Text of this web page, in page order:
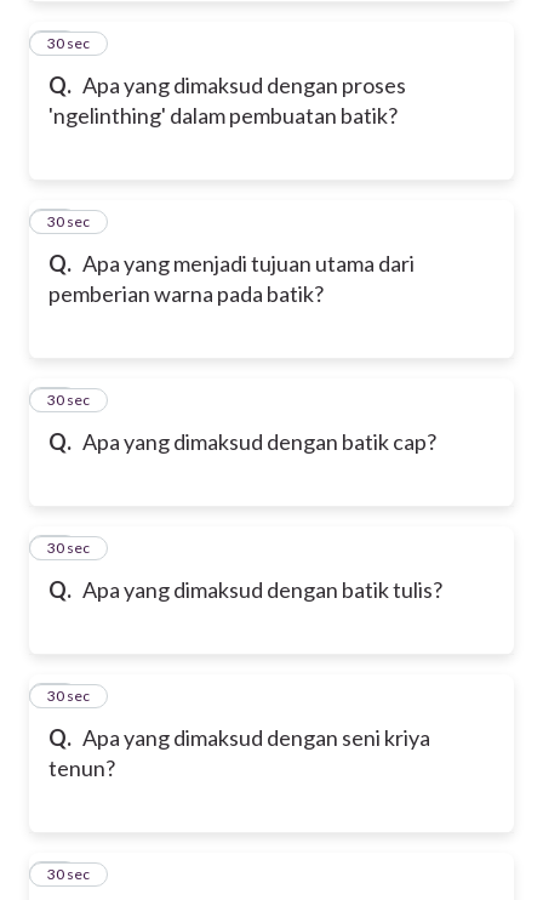
Q. Apa yang dimaksud dengan proses
'ngelinthing' dalam pembuatan batik?
40
30 sec
Q. Apa yang menjadi tujuan utama dari
pemberian warna pada batik?
41
30 sec
Q. Apa yang dimaksud dengan batik cap?
42
30 sec
Q. Apa yang dimaksud dengan batik tulis?
43
30 sec
Q. Apa yang dimaksud dengan seni kriya
tenun?
44
30 sec
45
30 sec